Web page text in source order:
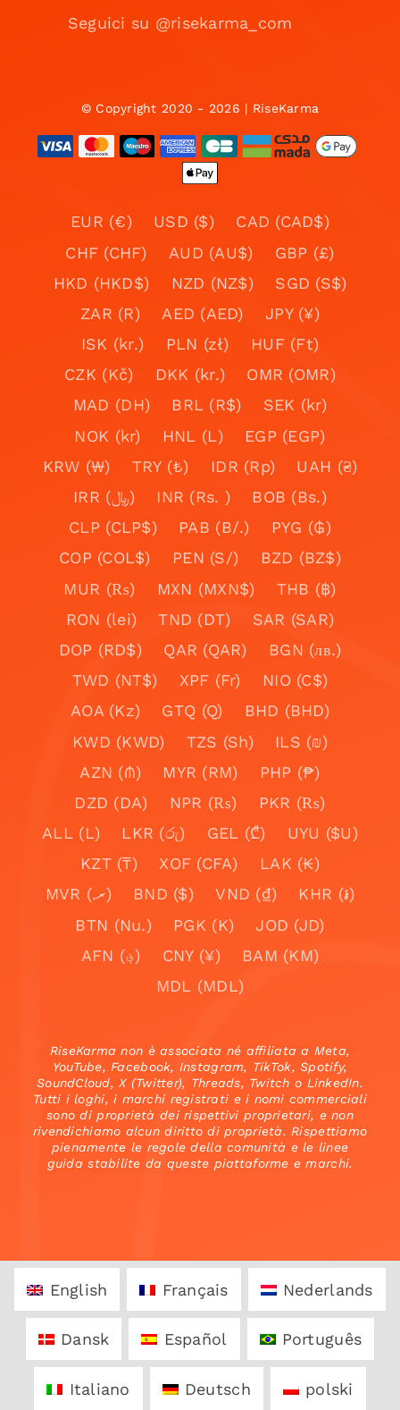
Seguici su @risekarma_com
© Copyright 2020 - 2026 | RiseKarma
EUR (€) USD ($)
CAD (CAD$)
CHF (CHF)
AUD (AU$)
GBP (£)
HKD (HKD$)
NZD (NZ$)
SGD (S$)
ZAR (R)
AED (AED)
JPY (¥)
ISK (kr.)
PLN (zł)
HUF (Ft)
CZK (Kč)
DKK (kr.)
OMR (OMR)
MAD (DH)
BRL (R$)
SEK (kr)
NOK (kr)
HNL (L)
EGP (EGP)
KRW (₩)
TRY (₺) IDR (Rp)
UAH (₴)
IRR (﷼)
INR (Rs. )
BOB (Bs.)
CLP (CLP$)
PAB (B/.)
PYG (₲)
COP (COL$)
PEN (S/)
BZD (BZ$)
MUR (₨)
MXN (MXN$)
THB (฿)
RON (lei)
TND (DT)
SAR (SAR)
DOP (RD$)
QAR (QAR)
BGN (лв.)
TWD (NT$)
XPF (Fr)
NIO (C$)
AOA (Kz)
GTQ (Q)
BHD (BHD)
KWD (KWD)
TZS (Sh)
ILS (₪)
AZN (₼)
MYR (RM)
PHP (₱)
DZD (DA)
NPR (₨)
PKR (₨)
ALL (L)
LKR (රු) GEL (₾)
UYU ($U)
KZT (₸)
XOF (CFA)
LAK (₭)
MVR (.ރ)
BND ($) VND (₫)
KHR (៛)
BTN (Nu.)
PGK (K)
JOD (JD)
AFN (؋)
CNY (¥)
BAM (KM)
MDL (MDL)
RiseKarma non è associata né affiliata a Meta,
YouTube, Facebook, Instagram, TikTok, Spotify,
SoundCloud, X (Twitter), Threads, Twitch o LinkedIn.
Tutti i loghi, i marchi registrati e i nomi commerciali
sono di proprietà dei rispettivi proprietari, e non
rivendichiamo alcun diritto di proprietà. Rispettiamo
pienamente le regole della comunità e le linee
guida stabilite da queste piattaforme e marchi.
English Français Nederlands
Dansk Español Português
Italiano Deutsch polski